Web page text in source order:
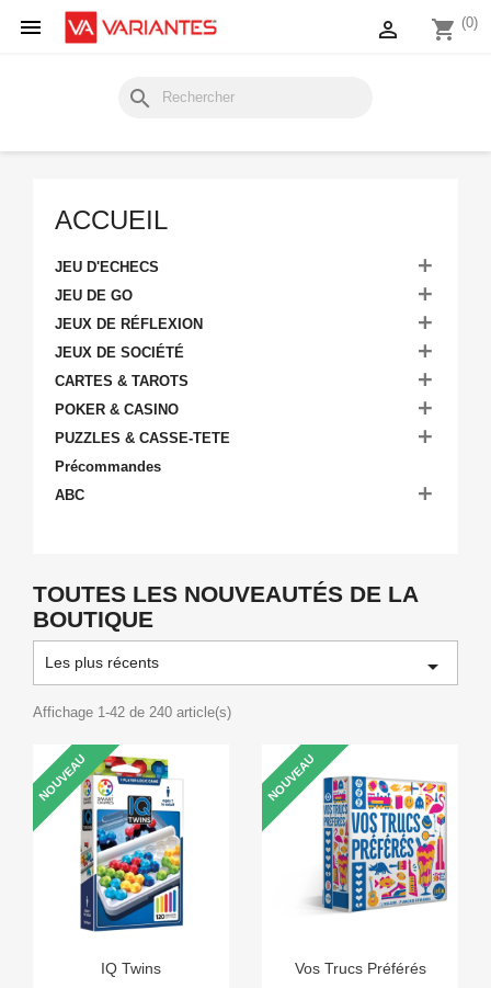
 shopping_cart (0)

search
ACCUEIL
JEU D'ECHECS 
JEU DE GO 
JEUX DE RÉFLEXION 
JEUX DE SOCIÉTÉ 
CARTES & TAROTS 
POKER & CASINO 
PUZZLES & CASSE-TETE 
Précommandes
ABC

TOUTES LES NOUVEAUTÉS DE LA
BOUTIQUE
Les plus récents 
Affichage 1-42 de 240 article(s)
IQ Twins
NOUVEAU
Vos Trucs Préférés
NOUVEAU